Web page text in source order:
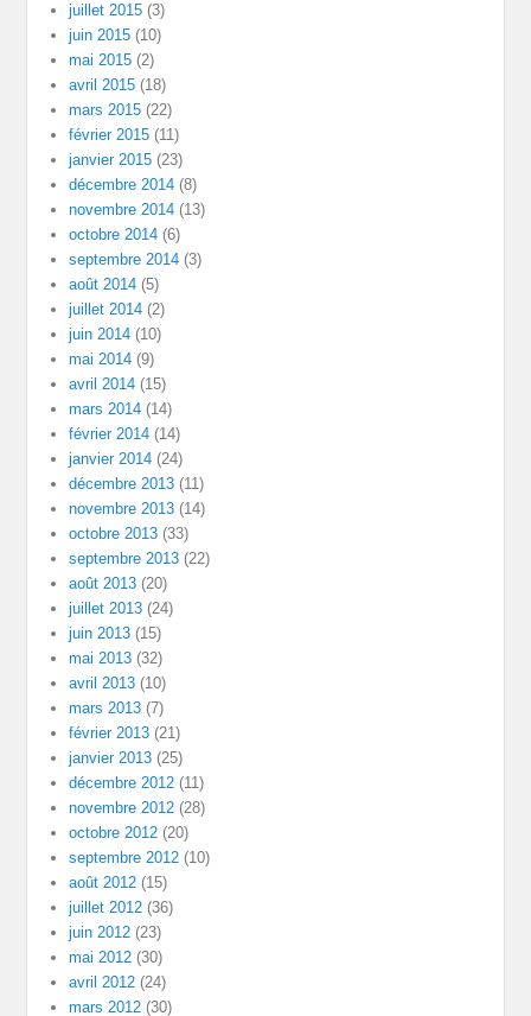
juillet 2015 (3)
juin 2015 (10)
mai 2015 (2)
avril 2015 (18)
mars 2015 (22)
février 2015 (11)
janvier 2015 (23)
décembre 2014 (8)
novembre 2014 (13)
octobre 2014 (6)
septembre 2014 (3)
août 2014 (5)
juillet 2014 (2)
juin 2014 (10)
mai 2014 (9)
avril 2014 (15)
mars 2014 (14)
février 2014 (14)
janvier 2014 (24)
décembre 2013 (11)
novembre 2013 (14)
octobre 2013 (33)
septembre 2013 (22)
août 2013 (20)
juillet 2013 (24)
juin 2013 (15)
mai 2013 (32)
avril 2013 (10)
mars 2013 (7)
février 2013 (21)
janvier 2013 (25)
décembre 2012 (11)
novembre 2012 (28)
octobre 2012 (20)
septembre 2012 (10)
août 2012 (15)
juillet 2012 (36)
juin 2012 (23)
mai 2012 (30)
avril 2012 (24)
mars 2012 (30)